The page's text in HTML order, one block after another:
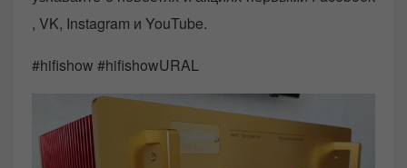
, VK, Instagram и YouTube.
#hifishow #hifishowURAL